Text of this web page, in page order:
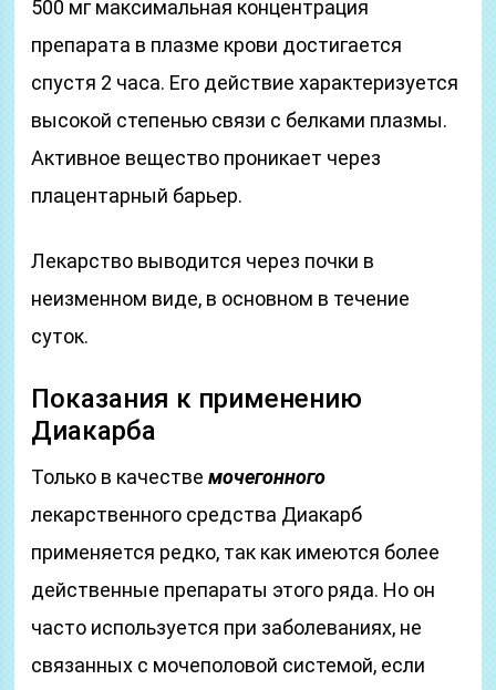
500 мг максимальная концентрация
препарата в плазме крови достигается
спустя 2 часа. Его действие характеризуется
высокой степенью связи с белками плазмы.
Активное вещество проникает через
плацентарный барьер.
Лекарство выводится через почки в
неизменном виде, в основном в течение
суток.
Показания к применению
Диакарба
Только в качестве мочегонного
лекарственного средства Диакарб
применяется редко, так как имеются более
действенные препараты этого ряда. Но он
часто используется при заболеваниях, не
связанных с мочеполовой системой, если